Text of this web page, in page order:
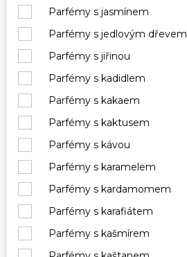
Parfémy s jasmínem
Parfémy s jedlovým dřevem
Parfémy s jiřinou
Parfémy s kadidlem
Parfémy s kakaem
Parfémy s kaktusem
Parfémy s kávou
Parfémy s karamelem
Parfémy s kardamomem
Parfémy s karafiátem
Parfémy s kašmírem